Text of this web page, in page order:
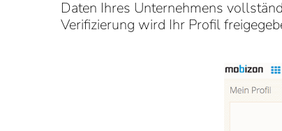
Daten Ihres Unternehmens
Verifizierung wird Ihr Profil